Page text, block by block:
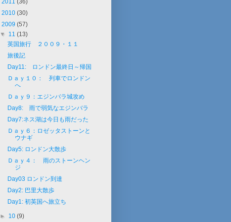
2011 (36)
2010 (30)
2009 (57)
▼ 11(13)
英国旅行 ２００９・１１
旅後記
Day11: ロンドン最終日～帰国
Ｄａｙ１０： 列車でロンドン
へ
Ｄａｙ９：エジンバラ城攻め
Day8: 雨で弱気なエジンバラ
Day7:ネス湖は今日も雨だった
Ｄａｙ６：ロゼッタストーンと
ウナギ
Day5: ロンドン大散歩
Ｄａｙ４： 雨のストーンヘン
ジ
Day03 ロンドン到達
Day2: 巴里大散歩
Day1: 初英国へ旅立ち
► 10(9)